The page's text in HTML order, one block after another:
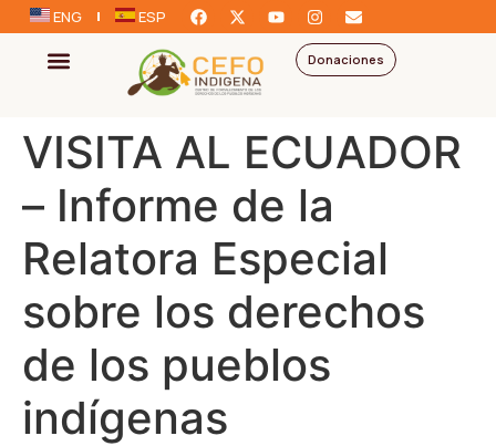
ENG ESP
Donaciones
VISITA AL ECUADOR
– Informe de la
Relatora Especial
sobre los derechos
de los pueblos
indígenas